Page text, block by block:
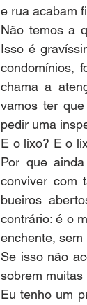
e rua acabam
Não temos a
Isso é
condomínios,
chama a
vamos ter
pedir uma
E o lixo? E o
Por que
conviver com
bueiros
contrário: é o
enchente, sem
Se isso não
sobrem muitas
Eu tenho um